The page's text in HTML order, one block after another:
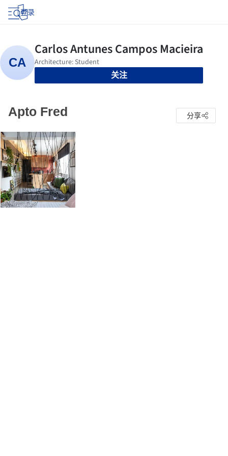
登录
关注
Apto Fred 分享